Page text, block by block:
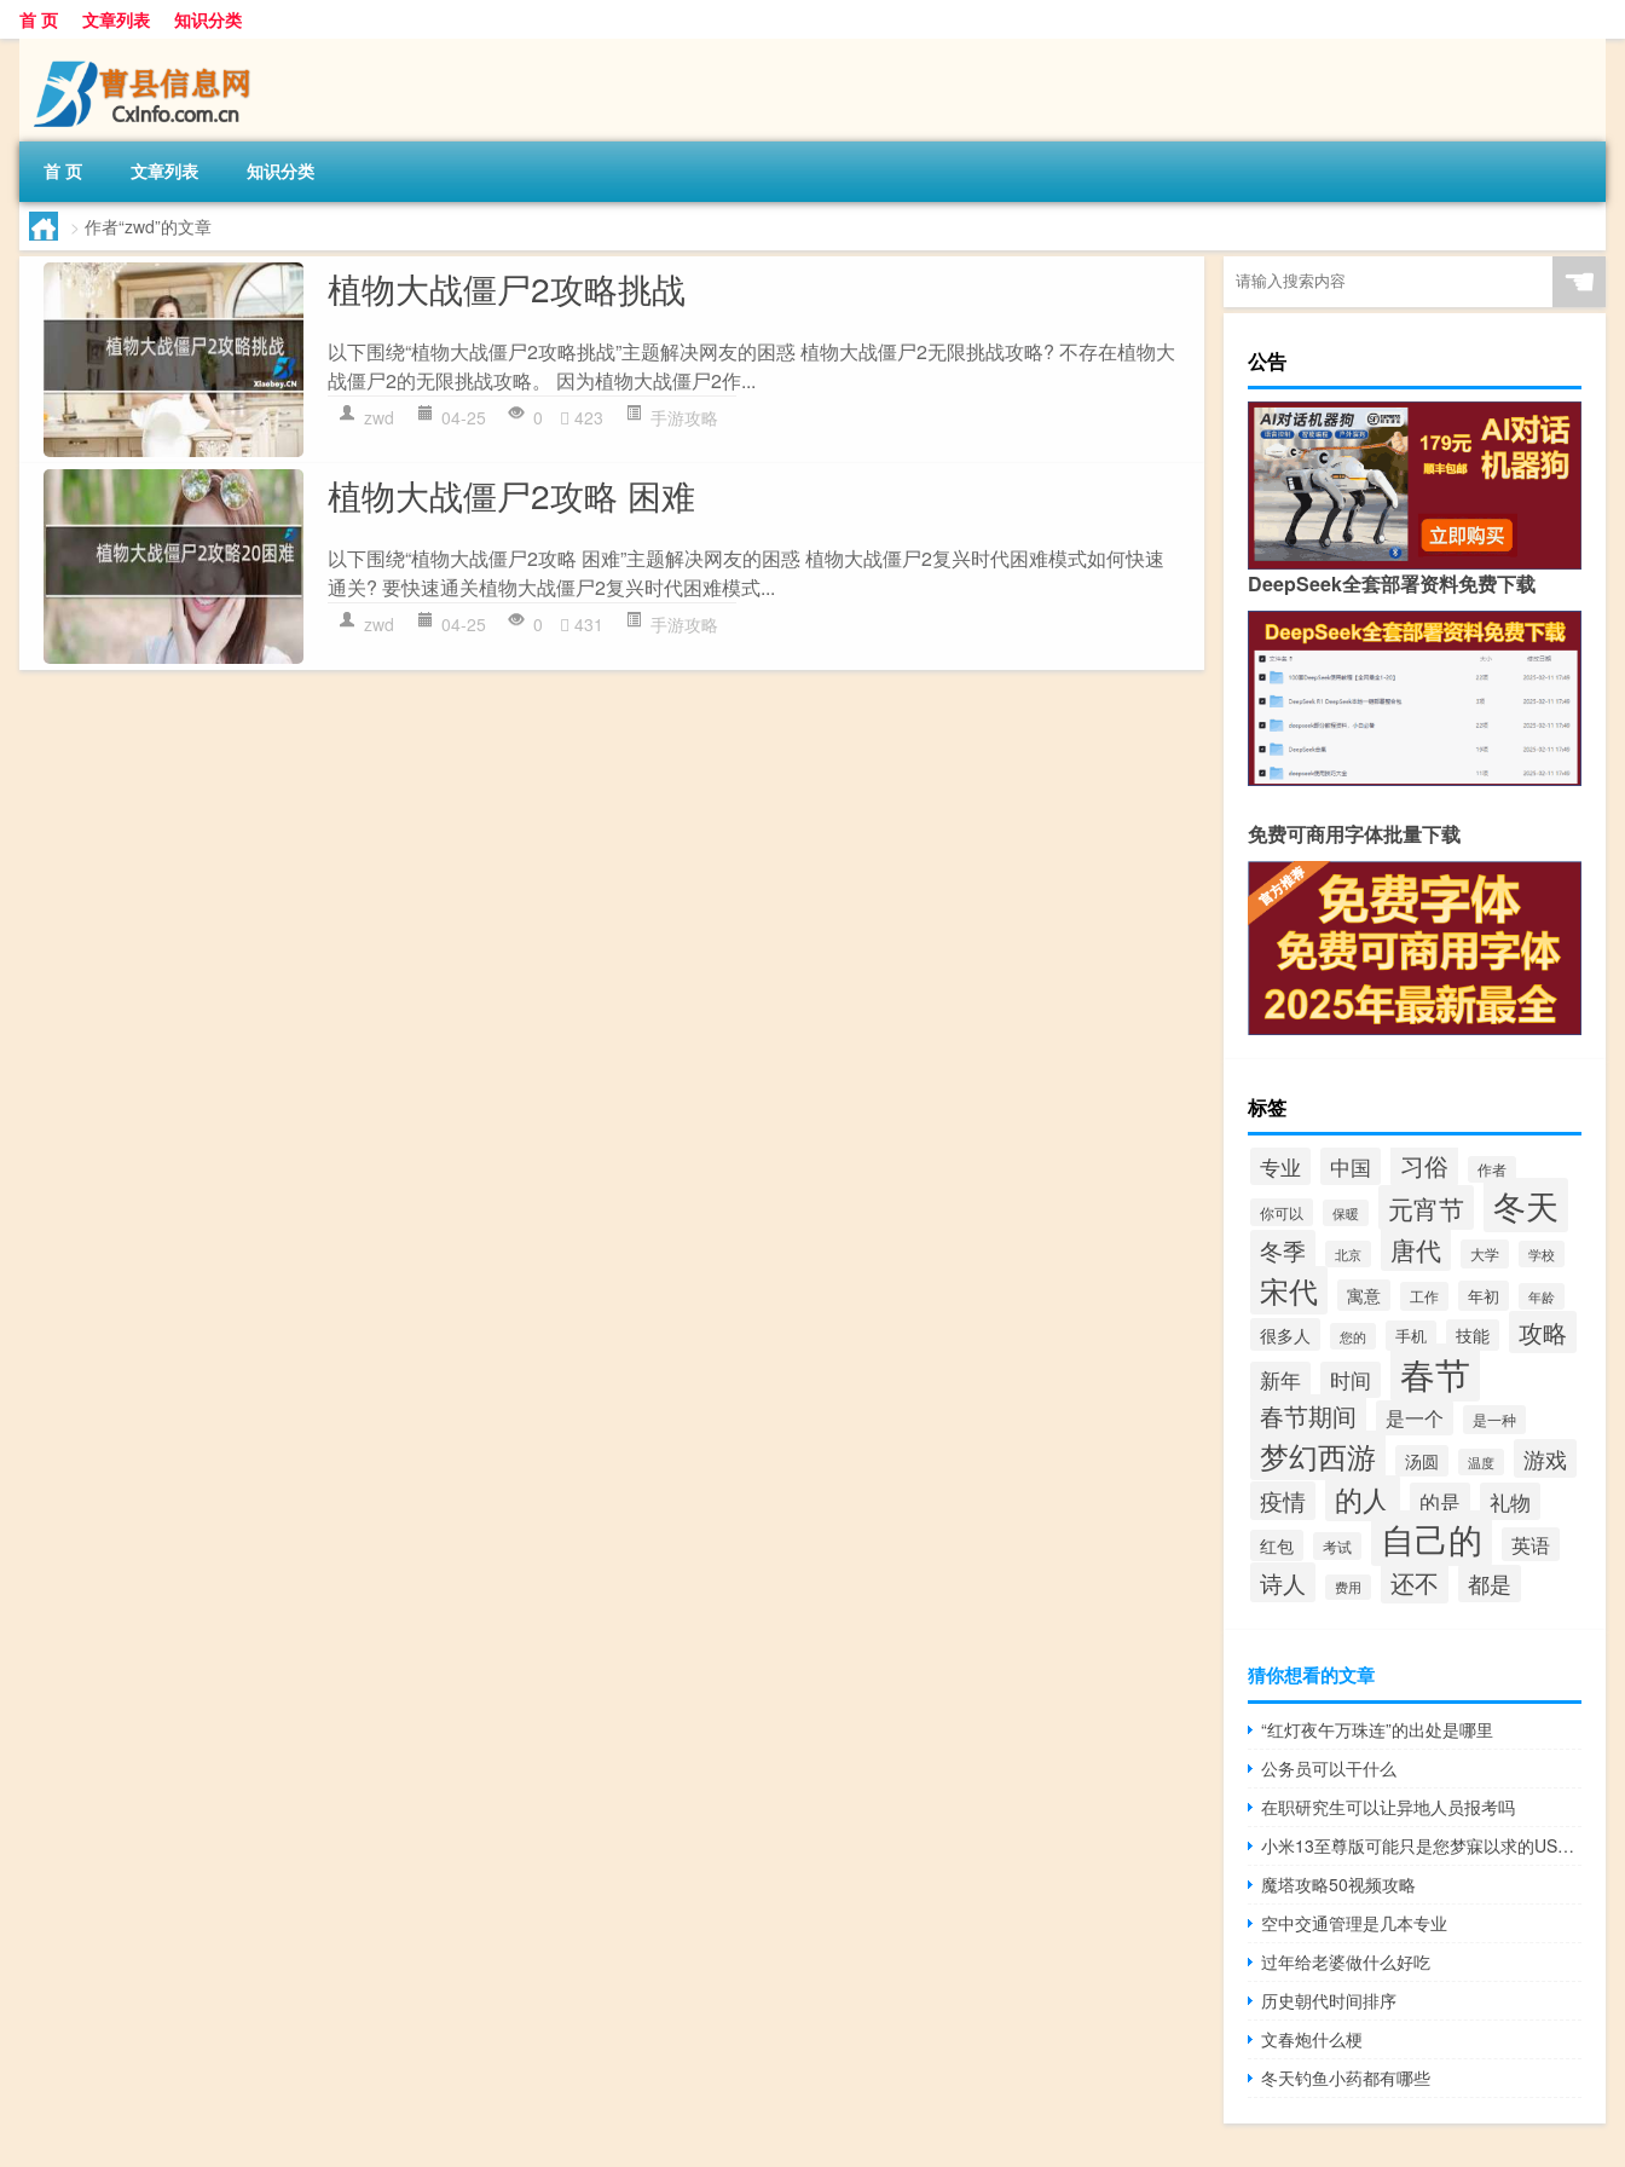
首 页 文章列表 知识分类
首 页 文章列表 知识分类
> 作者“zwd”的文章
植物大战僵尸2攻略挑战
以下围绕“植物大战僵尸2攻略挑战”主题解决网友的困惑 植物大战僵尸2无限挑战攻略? 不存在植物大
战僵尸2的无限挑战攻略。 因为植物大战僵尸2作...
zwd 04-25 0 423 手游攻略
植物大战僵尸2攻略 困难
以下围绕“植物大战僵尸2攻略 困难”主题解决网友的困惑 植物大战僵尸2复兴时代困难模式如何快速
通关? 要快速通关植物大战僵尸2复兴时代困难模式...
zwd 04-25 0 431 手游攻略
☚
公告
DeepSeek全套部署资料免费下载
免费可商用字体批量下载
标签
专业 中国 习俗 作者
你可以 保暖 元宵节 冬天
冬季 北京 唐代 大学 学校
宋代 寓意 工作 年初 年龄
很多人 您的 手机 技能 攻略
新年 时间 春节
春节期间 是一个 是一种
梦幻西游 汤圆 温度
游戏
疫情
的人 的是 礼物
红包 考试 自己的 英语
诗人 费用 还不 都是
猜你想看的文章
“红灯夜午万珠连”的出处是哪里
公务员可以干什么
在职研究生可以让异地人员报考吗
小米13至尊版可能只是您梦寐以求的USB 3.0小米手机
魔塔攻略50视频攻略
空中交通管理是几本专业
过年给老婆做什么好吃
历史朝代时间排序
文春炮什么梗
冬天钓鱼小药都有哪些